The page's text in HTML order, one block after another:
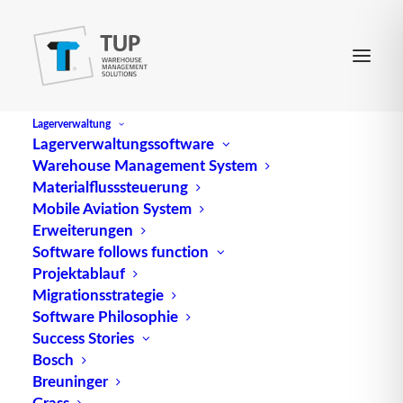
Lagerverwaltung
Lagerverwaltungssoftware
Warehouse Management System
Materialflusssteuerung
Mobile Aviation System
Erweiterungen
Software follows function
Projektablauf
Migrationsstrategie
Software Philosophie
Success Stories
Bosch
Breuninger
Broken Packing Unit
Broken Packing Unit, auch als Anbrucheinheit
bezeichnet, ist eine Verpackungseinheit, die
geöffnet oder beschädigt wurde, aber immer noch
Teil eines größeren Verpackungsvolumens ist.
Diese Einheiten können in verschiedenen Branchen
auftreten, insbesondere im Einzelhandel und in der
Logistik.